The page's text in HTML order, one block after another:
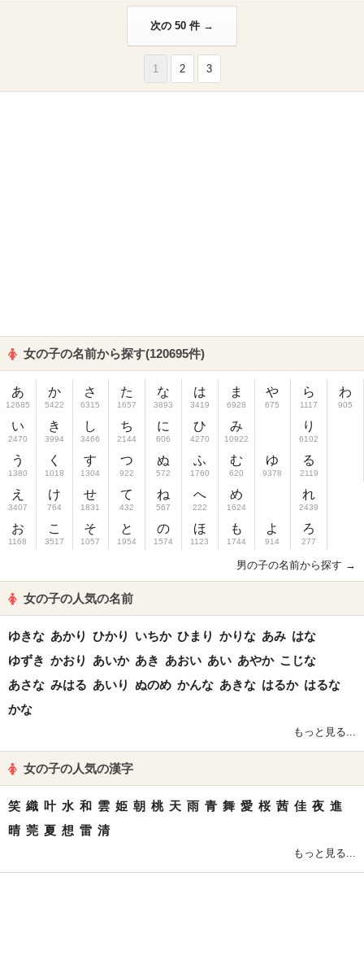
次の 50 件 →
1 2 3
女の子の名前から探す(120695件)
あ
12685
い
2470
う
1380
え
3407
お
1168
か
5422
き
3994
く
1018
け
764
こ
3517
さ
6315
し
3466
す
1304
せ
1831
そ
1057
た
1657
ち
2144
つ
922
て
432
と
1954
な
3893
に
606
ぬ
572
ね
567
の
1574
は
3419
ひ
4270
ふ
1760
へ
222
ほ
1123
ま
6928
み
10922
む
620
め
1624
も
1744
や
675
ゆ
9378
よ
914
ら
1117
り
6102
る
2119
れ
2439
ろ
277
わ
905
男の子の名前から探す →
女の子の人気の名前
ゆきな あかり ひかり いちか ひまり かりな あみ はな
ゆずき かおり あいか あき あおい あい あやか こじな
あさな みはる あいり ぬのめ かんな あきな はるか はるな
かな
もっと見る...
女の子の人気の漢字
笑 織 叶 水 和 雲 姫 朝 桃 天 雨 青 舞 愛 桜 茜 佳 夜 進
晴 莞 夏 想 雷 清
もっと見る...